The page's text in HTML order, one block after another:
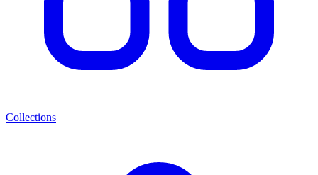
Collections